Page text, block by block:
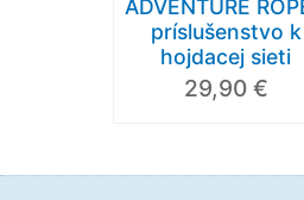
ADVENTURE
príslušenstvo k
hojdacej sieti
29,90 €